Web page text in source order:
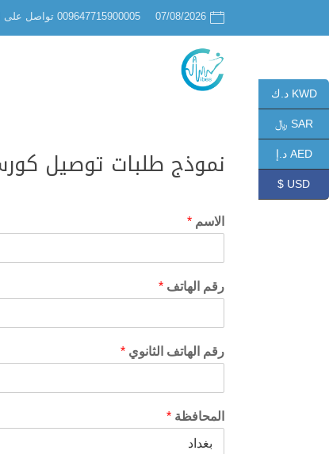
07/08/2026 009647715900005 تواصل على الواتساب
نموذج طلبات توصيل كورس
الاسم *
رقم الهاتف *
رقم الهاتف الثانوي *
المحافظة *
KWD د.ك
SAR ﷼
AED د.إ
USD $